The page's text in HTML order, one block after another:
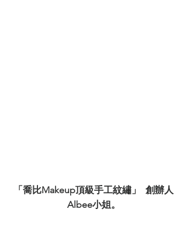
「喬比Makeup頂級手工紋繡」  創辦人
Albee小姐。